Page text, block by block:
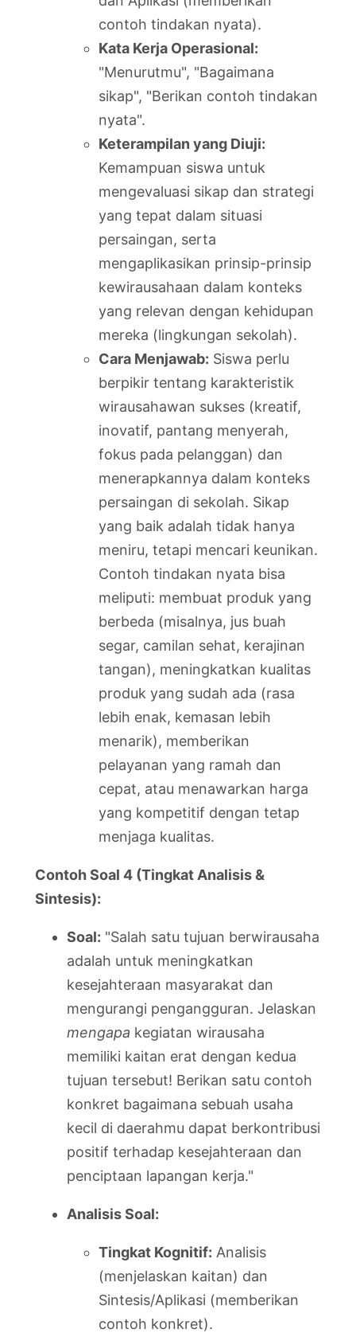
contoh tindakan nyata).
Kata Kerja Operasional:
"Menurutmu", "Bagaimana
sikap", "Berikan contoh tindakan
nyata".
Keterampilan yang Diuji:
Kemampuan siswa untuk
mengevaluasi sikap dan strategi
yang tepat dalam situasi
persaingan, serta
mengaplikasikan prinsip-prinsip
kewirausahaan dalam konteks
yang relevan dengan kehidupan
mereka (lingkungan sekolah).
Cara Menjawab: Siswa perlu
berpikir tentang karakteristik
wirausahawan sukses (kreatif,
inovatif, pantang menyerah,
fokus pada pelanggan) dan
menerapkannya dalam konteks
persaingan di sekolah. Sikap
yang baik adalah tidak hanya
meniru, tetapi mencari keunikan.
Contoh tindakan nyata bisa
meliputi: membuat produk yang
berbeda (misalnya, jus buah
segar, camilan sehat, kerajinan
tangan), meningkatkan kualitas
produk yang sudah ada (rasa
lebih enak, kemasan lebih
menarik), memberikan
pelayanan yang ramah dan
cepat, atau menawarkan harga
yang kompetitif dengan tetap
menjaga kualitas.
Contoh Soal 4 (Tingkat Analisis &
Sintesis):
Soal: "Salah satu tujuan berwirausaha
adalah untuk meningkatkan
kesejahteraan masyarakat dan
mengurangi pengangguran. Jelaskan
mengapa kegiatan wirausaha
memiliki kaitan erat dengan kedua
tujuan tersebut! Berikan satu contoh
konkret bagaimana sebuah usaha
kecil di daerahmu dapat berkontribusi
positif terhadap kesejahteraan dan
penciptaan lapangan kerja."
Analisis Soal:
Tingkat Kognitif: Analisis
(menjelaskan kaitan) dan
Sintesis/Aplikasi (memberikan
contoh konkret).